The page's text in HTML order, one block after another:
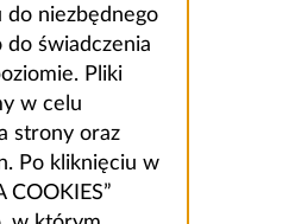
do niezbędnego
do świadczenia
Pliki
w celu
strony oraz
Po kliknięciu w
COOKIES”